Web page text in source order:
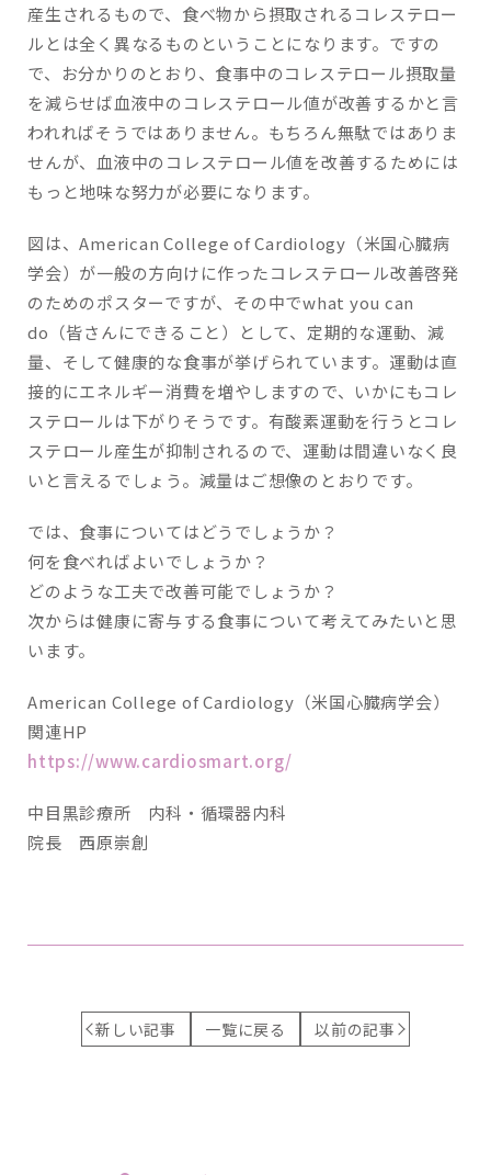
産生されるもので、食べ物から摂取されるコレステロー
ルとは全く異なるものということになります。ですの
で、お分かりのとおり、食事中のコレステロール摂取量
を減らせば血液中のコレステロール値が改善するかと言
われればそうではありません。もちろん無駄ではありま
せんが、血液中のコレステロール値を改善するためには
もっと地味な努力が必要になります。
図は、American College of Cardiology（米国心臓病
学会）が一般の方向けに作ったコレステロール改善啓発
のためのポスターですが、その中でwhat you can
do（皆さんにできること）として、定期的な運動、減
量、そして健康的な食事が挙げられています。運動は直
接的にエネルギー消費を増やしますので、いかにもコレ
ステロールは下がりそうです。有酸素運動を行うとコレ
ステロール産生が抑制されるので、運動は間違いなく良
いと言えるでしょう。減量はご想像のとおりです。
では、食事についてはどうでしょうか？
何を食べればよいでしょうか？
どのような工夫で改善可能でしょうか？
次からは健康に寄与する食事について考えてみたいと思
います。
American College of Cardiology（米国心臓病学会）
関連HP
https://www.cardiosmart.org/
中目黒診療所 内科・循環器内科
院長 西原崇創
新しい記事 一覧に戻る 以前の記事